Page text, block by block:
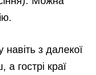
з далекої
а гострі краї